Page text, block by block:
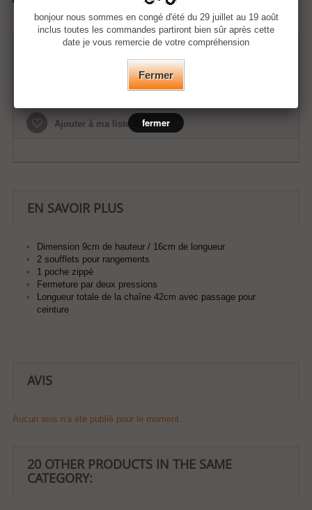
34,50 €
Ajouter à ma liste d'envies
EN SAVOIR PLUS
Dimension 9cm de hauteur / 16cm de longueur
2 soufflets pour rangements
1 poche zippé
Fermeture par deux pressions
Longueur totale de la chaîne 42cm avec passage pour
ceinture
AVIS
Aucun avis n'a été publié pour le moment.
20 OTHER PRODUCTS IN THE SAME
CATEGORY:
bonjour nous sommes en congé d'été du 29 juillet au 19 août
inclus toutes les commandes partiront bien sûr après cette
date je vous remercie de votre compréhension
Fermer
fermer